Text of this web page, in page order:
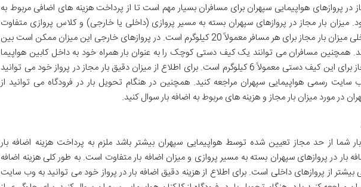
در پروازهای هواپیمایی سپهران برای مسافران بسیار مهم است تا از پرداخت هزینه های اضافی مربوط به
میزان بار مجاز در پروازهای سپهران بسته به مسیر پروازی (داخلی یا خارجی) و کلاس پروازی متفاوت
است. در پروازهای داخلی میزان بار مجاز برای هر مسافر معمولاً 20 کیلوگرم است. در پروازهای خارجی این میزان ممکن است بین
باشد. همچنین مسافران می توانند یک کیف دستی کوچک را به عنوان بار همراه خود به داخل کابین هواپیما
ببرند. حداکثر وزن مجاز برای این کیف دستی معمولاً 6 کیلوگرم است. برای اطلاع از میزان دقیق بار مجاز در پرواز خود می توانید
سایت رسمی هواپیمایی سپهران مراجعه کنید. همچنین در هنگام تحویل بار در فرودگاه می توانید از
در مورد میزان بار مجاز و هزینه های مربوط به اضافه بار سوال کنید.
شما از حد مجاز تعیین شده توسط هواپیمایی سپهران بیشتر باشد ملزم به پرداخت هزینه اضافه بار
بار در پروازهای سپهران بسته به مسیر پروازی و میزان اضافه بار متفاوت است. به طور کلی هزینه اضافه
بیشتر از پروازهای داخلی است. برای اطلاع از هزینه دقیق اضافه بار در پرواز خود می توانید به وب سایت